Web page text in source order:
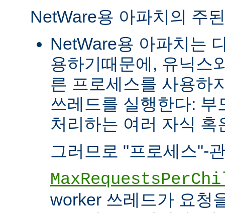
NetWare용 아파치의 주
NetWare용 아파치는
용하기때문에, 유닉스
른 프로세스를 사용하
쓰레드를 실행한다: 부
처리하는 여러 자식 혹
그러므로 "프로세스"-
worker 쓰레드가 요청